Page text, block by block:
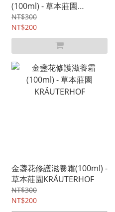
(100ml) - 草本莊園
KRÄUTERHOF
NT$300
NT$200
金盞花修護滋養霜(100ml) -
草本莊園KRÄUTERHOF
NT$300
NT$200